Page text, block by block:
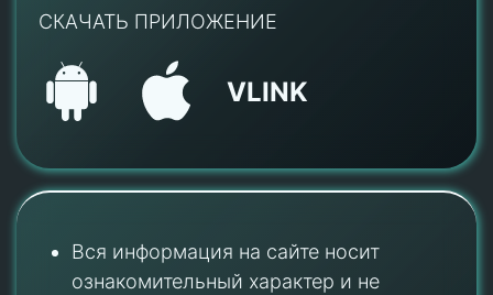
СКАЧАТЬ ПРИЛОЖЕНИЕ
VLINK
Вся информация на сайте носит
ознакомительный характер и не